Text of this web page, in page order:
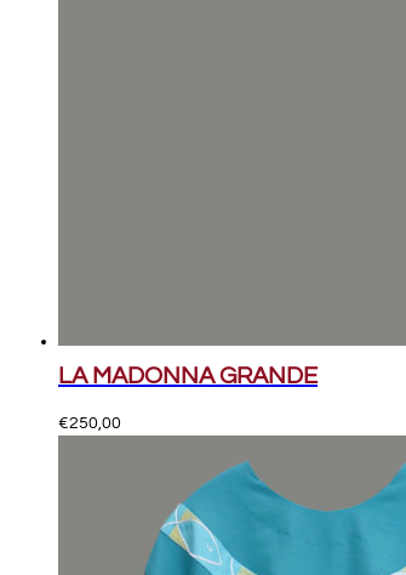
LA MADONNA GRANDE
€250,00